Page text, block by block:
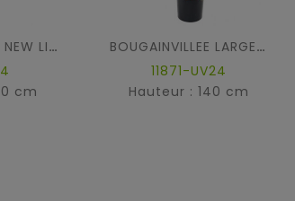
BOUGAINVILLEE NEW LIANES
cm
BOUGAINVILLEE LARGE PALISSADE UV
11871-UV24
Hauteur : 140 cm